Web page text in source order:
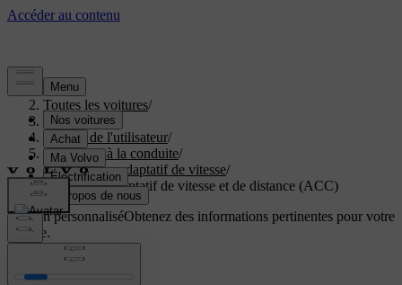
Aide/
Toutes les voitures/
V40 2019/
Manuel de l'utilisateur/
Assistance à la conduite/
Régulateur adaptatif de vitesse/
Régulateur adaptatif de vitesse et de distance (ACC)
Soutien personnaliséObtenez des informations pertinentes pour votre
voiture.
Connexion